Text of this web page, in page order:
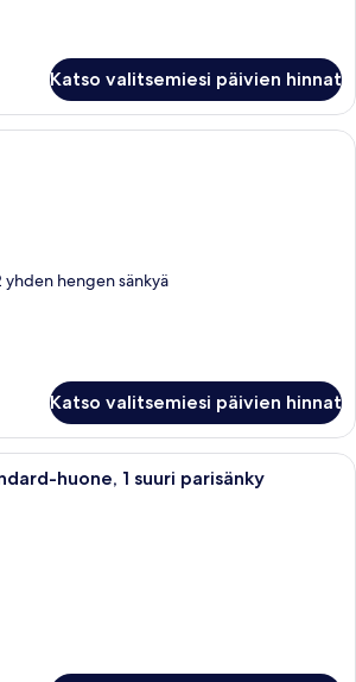
Katso valitsemiesi päivien hinnat
Hotellihuone, jossa on kaksi
yhden hengen sänkyä
Katso valitsemiesi päivien hinnat
Moderni hotellihuone, jossa on suuri
huone, 1 suuri parisänky